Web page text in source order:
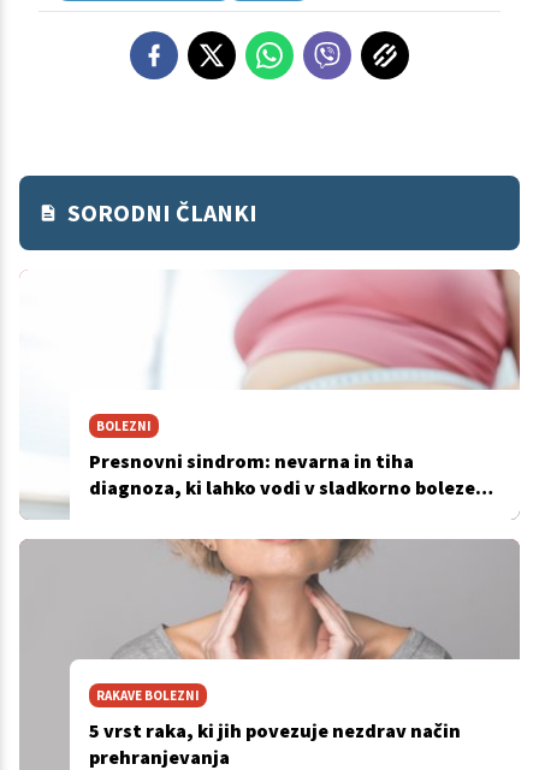
SORODNI ČLANKI
BOLEZNI
Presnovni sindrom: nevarna in tiha
diagnoza, ki lahko vodi v sladkorno bolezen
RAKAVE BOLEZNI
5 vrst raka, ki jih povezuje nezdrav način
prehranjevanja